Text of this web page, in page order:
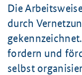
Die
durch
fordern und
selbst